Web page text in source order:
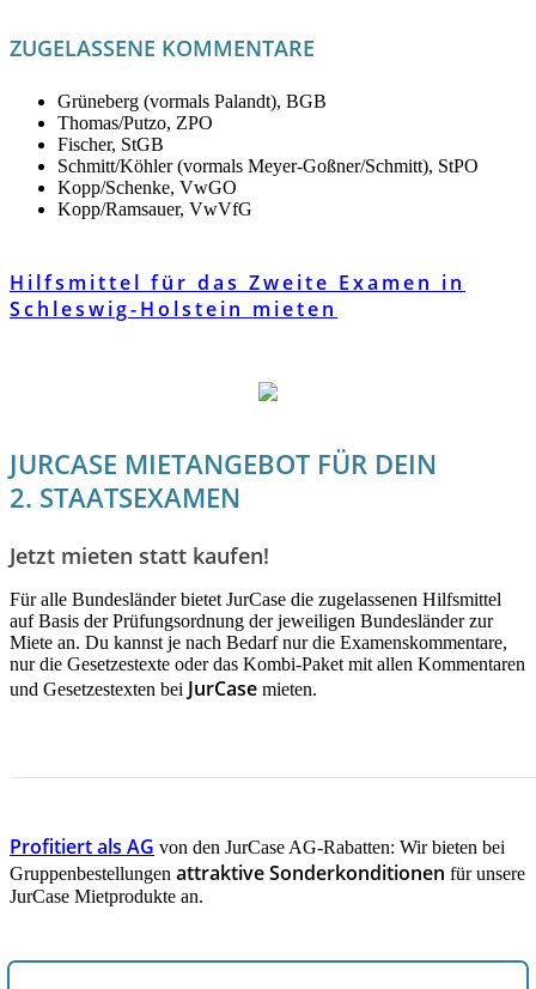
ZUGELASSENE KOMMENTARE
Grüneberg (vormals Palandt), BGB
Thomas/Putzo, ZPO
Fischer, StGB
Schmitt/Köhler (vormals Meyer-Goßner/Schmitt), StPO
Kopp/Schenke, VwGO
Kopp/Ramsauer, VwVfG
Hilfsmittel für das Zweite Examen in
Schleswig-Holstein mieten
JURCASE MIETANGEBOT FÜR DEIN
2. STAATSEXAMEN
Jetzt mieten statt kaufen!
Für alle Bundesländer bietet JurCase die zugelassenen Hilfsmittel
auf Basis der Prüfungsordnung der jeweiligen Bundesländer zur
Miete an. Du kannst je nach Bedarf nur die Examenskommentare,
nur die Gesetzestexte oder das Kombi-Paket mit allen Kommentaren
und Gesetzestexten bei JurCase mieten.
Profitiert als AG von den JurCase AG-Rabatten: Wir bieten bei
Gruppenbestellungen attraktive Sonderkonditionen für unsere
JurCase Mietprodukte an.